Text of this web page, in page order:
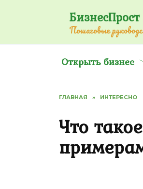
БизнесПрост
Пошаговые
Открыть бизнес
ГЛАВНАЯ » ИНТЕРЕСНО
Что